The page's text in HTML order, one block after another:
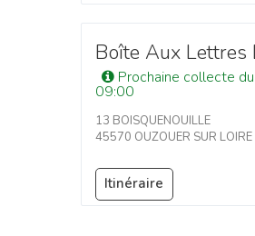
Boîte Aux Lettres
Prochaine collecte
09:00
13 BOISQUENOUILLE
45570 OUZOUER SUR LOIRE
Itinéraire